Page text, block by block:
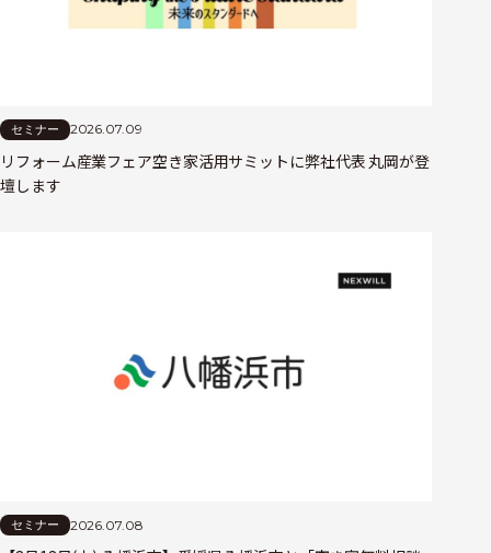
セミナー 2026.07.09
リフォーム産業フェア空き家活用サミットに弊社代表 丸岡が登
壇します
セミナー 2026.07.08